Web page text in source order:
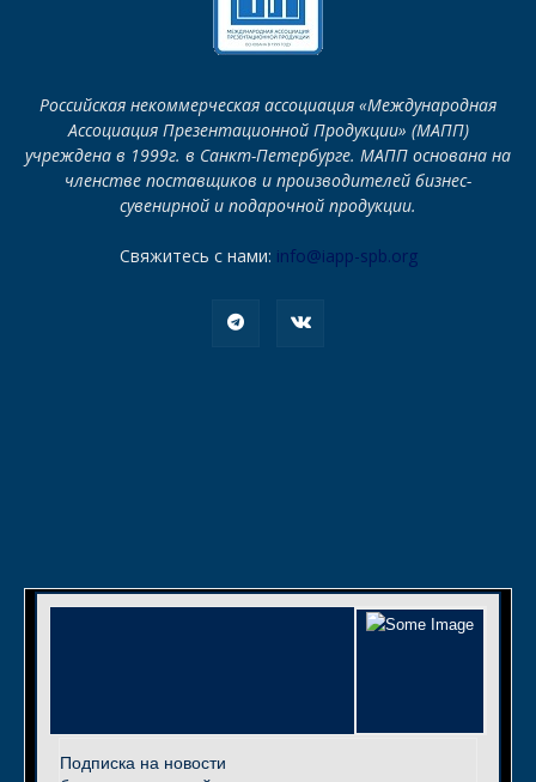
Российская некоммерческая ассоциация «Международная
Ассоциация Презентационной Продукции» (МАПП)
учреждена в 1999г. в Санкт-Петербурге. МАПП основана на
членстве поставщиков и производителей бизнес-
сувенирной и подарочной продукции.
Свяжитесь с нами: info@iapp-spb.org
Подписка на новости